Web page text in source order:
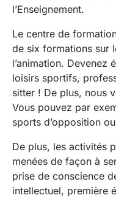
l’Enseignement.
Le centre de
de six formations sur
l’animation. Devenez
loisirs sportifs,
sitter ! De plus, nous
Vous pouvez par
sports d’opposition
De plus, les activités
menées de façon à
prise de conscience
intellectuel, première